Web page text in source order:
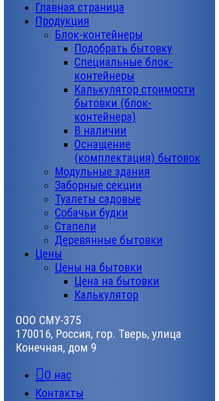
Главная страница
Продукция
Блок-контейнеры
Подобрать бытовку
Специальные блок-
контейнеры
Калькулятор стоимости
бытовки (блок-
контейнера)
В наличии
Оснащение
(комплектация) бытовок
Модульные здания
Заборные секции
Туалеты садовые
Собачьи будки
Стапели
Деревянные бытовки
Цены
Цены на бытовки
Цена на бытовки
Калькулятор
ООО СМУ-375
170016, Россия, гор. Тверь, улица
Конечная, дом 9
О нас
Контакты